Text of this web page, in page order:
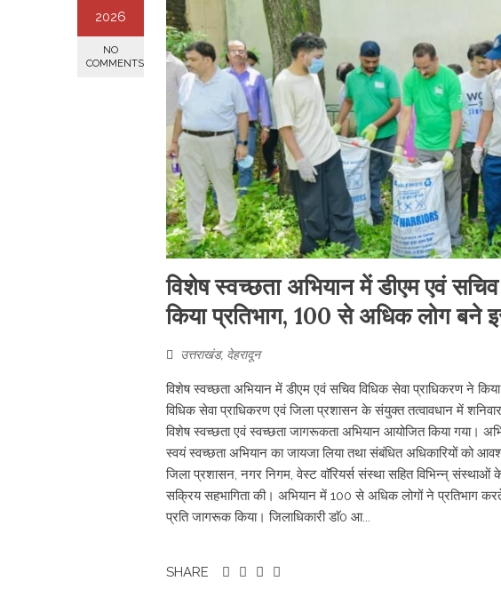
2026
NO
COMMENTS
विशेष स्वच्छता अभियान में डीएम एवं
किया प्रतिभाग, 100 से अधिक लोग बने
उत्तराखंड, देहरादून
विशेष स्वच्छता अभियान में डीएम एवं सचिव विधिक सेवा प्राधिकरण ने
विधिक सेवा प्राधिकरण एवं जिला प्रशासन के संयुक्त तत्वावधान में
विशेष स्वच्छता एवं स्वच्छता जागरूकता अभियान आयोजित किया गया।
स्वयं स्वच्छता अभियान का जायजा लिया तथा संबंधित अधिकारियों को
जिला प्रशासन, नगर निगम, वेस्ट वाॅरियर्स संस्था सहित विभिन्न् संस्थाओं
सक्रिय सहभागिता की। अभियान में 100 से अधिक लोगों ने प्रतिभाग
प्रति जागरूक किया। जिलाधिकारी डाॅ0 आ...
SHARE